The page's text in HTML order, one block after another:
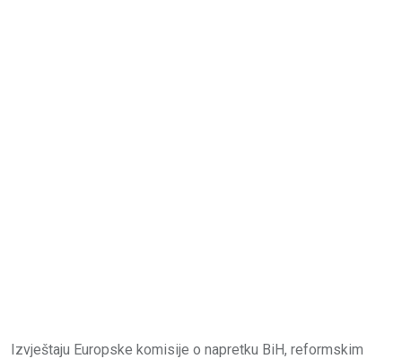
Izvještaju Europske komisije o napretku BiH, reformskim